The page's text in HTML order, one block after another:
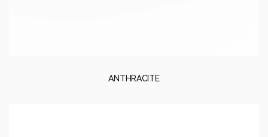
ANTHRACITE